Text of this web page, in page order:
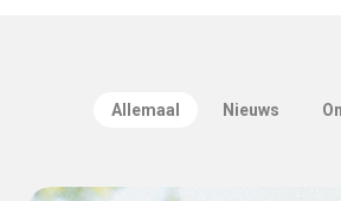
Allemaal Nieuws